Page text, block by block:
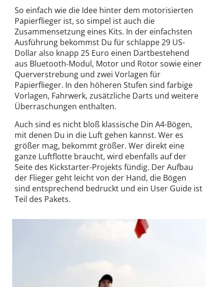
So einfach wie die Idee hinter dem motorisierten
Papierflieger ist, so simpel ist auch die
Zusammensetzung eines Kits. In der einfachsten
Ausführung bekommst Du für schlappe 29 US-
Dollar also knapp 25 Euro einen Dartbestehend
aus Bluetooth-Modul, Motor und Rotor sowie einer
Querverstrebung und zwei Vorlagen für
Papierflieger. In den höheren Stufen sind farbige
Vorlagen, Fahrwerk, zusätzliche Darts und weitere
Überraschungen enthalten.
Auch sind es nicht bloß klassische Din A4-Bögen,
mit denen Du in die Luft gehen kannst. Wer es
größer mag, bekommt größer. Wer direkt eine
ganze Luftflotte braucht, wird ebenfalls auf der
Seite des Kickstarter-Projekts fündig. Der Aufbau
der Flieger geht leicht von der Hand, die Bögen
sind entsprechend bedruckt und ein User Guide ist
Teil des Pakets.